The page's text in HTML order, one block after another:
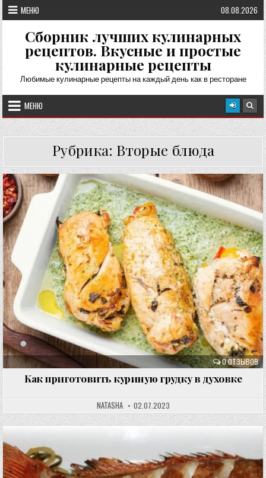
Перейти
к
содержимому
МЕНЮ 08.08.2026
Сборник лучших кулинарных
рецептов. Вкусные и простые
кулинарные рецепты
Любимые кулинарные рецепты на каждый день как в ресторане
МЕНЮ
Рубрика: Вторые блюда
0 ОТЗЫВОВ
Как приготовить куриную грудку в духовке
NATASHA 02.07.2023